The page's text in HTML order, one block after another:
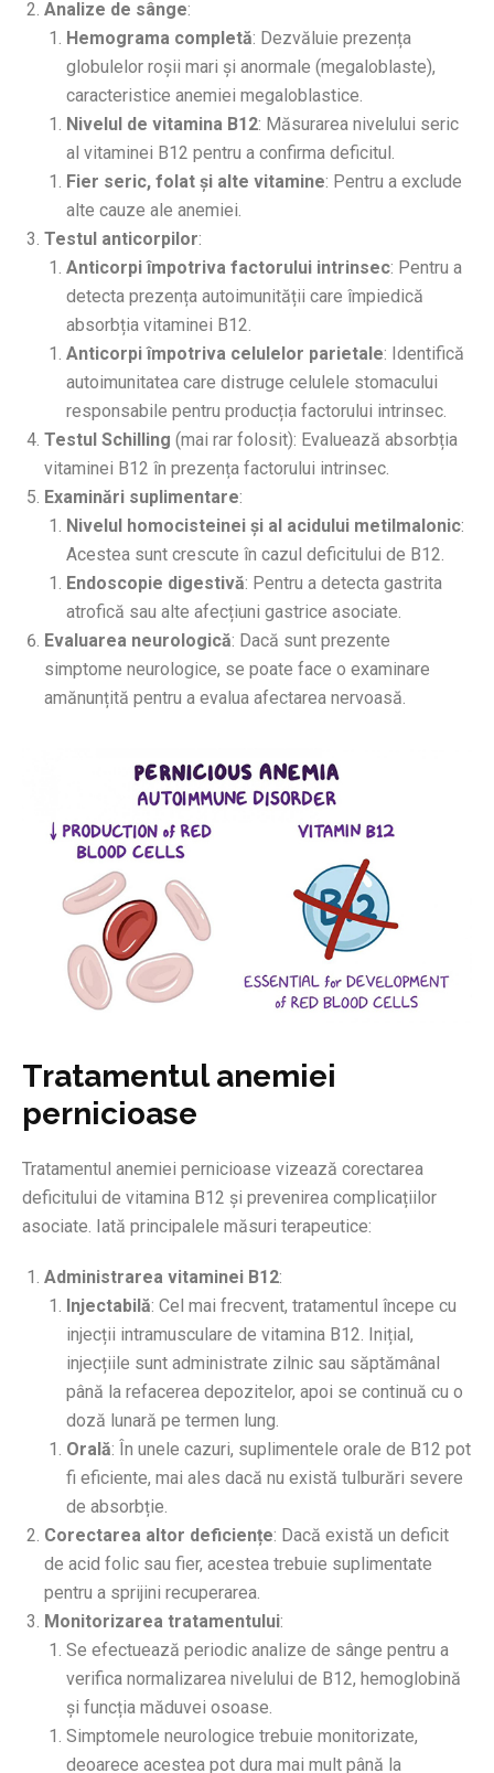
Analize de sânge:
Hemograma completă: Dezvăluie prezența
globulelor roșii mari și anormale (megaloblaste),
caracteristice anemiei megaloblastice.
Nivelul de vitamina B12: Măsurarea nivelului seric
al vitaminei B12 pentru a confirma deficitul.
Fier seric, folat și alte vitamine: Pentru a exclude
alte cauze ale anemiei.
Testul anticorpilor:
Anticorpi împotriva factorului intrinsec: Pentru a
detecta prezența autoimunității care împiedică
absorbția vitaminei B12.
Anticorpi împotriva celulelor parietale: Identifică
autoimunitatea care distruge celulele stomacului
responsabile pentru producția factorului intrinsec.
Testul Schilling (mai rar folosit): Evaluează absorbția
vitaminei B12 în prezența factorului intrinsec.
Examinări suplimentare:
Nivelul homocisteinei și al acidului metilmalonic:
Acestea sunt crescute în cazul deficitului de B12.
Endoscopie digestivă: Pentru a detecta gastrita
atrofică sau alte afecțiuni gastrice asociate.
Evaluarea neurologică: Dacă sunt prezente
simptome neurologice, se poate face o examinare
amănunțită pentru a evalua afectarea nervoasă.
Tratamentul anemiei
pernicioase
Tratamentul anemiei pernicioase vizează corectarea
deficitului de vitamina B12 și prevenirea complicațiilor
asociate. Iată principalele măsuri terapeutice:
Administrarea vitaminei B12:
Injectabilă: Cel mai frecvent, tratamentul începe cu
injecții intramusculare de vitamina B12. Inițial,
injecțiile sunt administrate zilnic sau săptămânal
până la refacerea depozitelor, apoi se continuă cu o
doză lunară pe termen lung.
Orală: În unele cazuri, suplimentele orale de B12 pot
fi eficiente, mai ales dacă nu există tulburări severe
de absorbție.
Corectarea altor deficiențe: Dacă există un deficit
de acid folic sau fier, acestea trebuie suplimentate
pentru a sprijini recuperarea.
Monitorizarea tratamentului:
Se efectuează periodic analize de sânge pentru a
verifica normalizarea nivelului de B12, hemoglobină
și funcția măduvei osoase.
Simptomele neurologice trebuie monitorizate,
deoarece acestea pot dura mai mult până la